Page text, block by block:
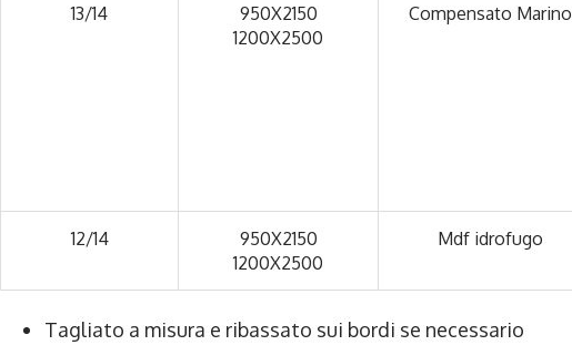
13/14
950X2150
1200X2500
Compensato Marino
12/14
950X2150
1200X2500
Mdf idrofugo
Tagliato a misura e ribassato sui bordi se necessario